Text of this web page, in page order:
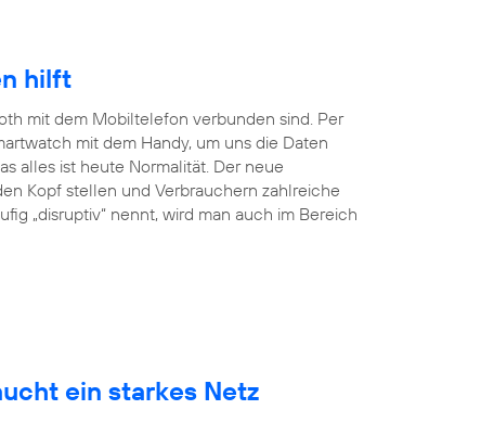
hilft
mit dem Mobiltelefon verbunden sind. Per
mit dem Handy, um uns die Daten
alles ist heute Normalität. Der neue
Kopf stellen und Verbrauchern zahlreiche
„disruptiv“ nennt, wird man auch im Bereich
ein starkes Netz